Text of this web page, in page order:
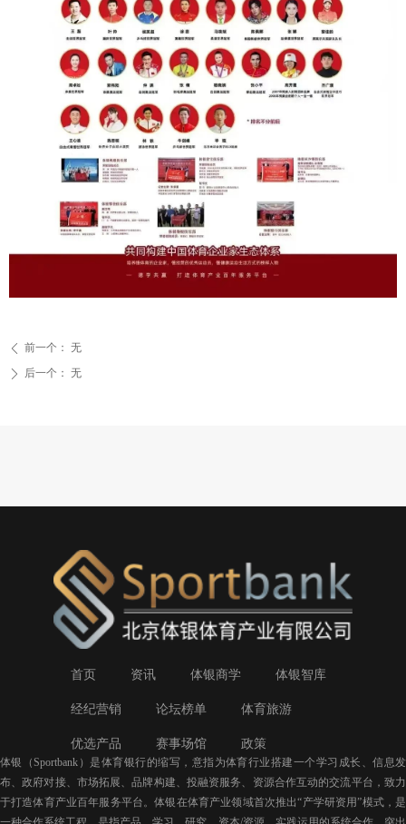
ꄴ 前一个： 无
ꄲ 后一个： 无
首页 资讯 体银商学 体银智库
经纪营销 论坛榜单 体育旅游
优选产品 赛事场馆 政策
体银（Sportbank）是体育银行的缩写，意指为体育行业搭建一个学习成长、信息发
布、政府对接、市场拓展、品牌构建、投融资服务、资源合作互动的交流平台，致力
于打造体育产业百年服务平台。体银在体育产业领域首次推出“产学研资用”模式，是